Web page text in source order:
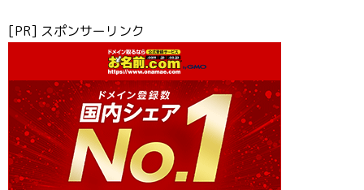
[PR] スポンサーリンク